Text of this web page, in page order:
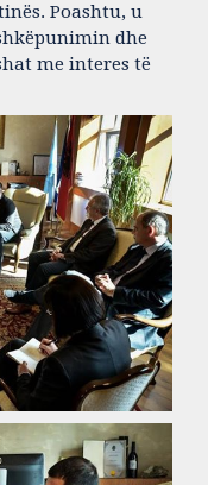
Poashtu, u
dhe
me interes të